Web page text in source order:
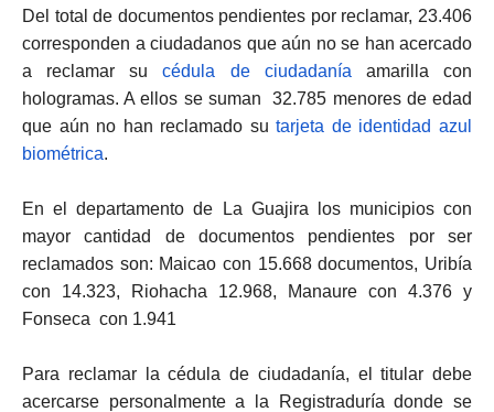
Del total de documentos pendientes por reclamar, 23.406
corresponden a ciudadanos que aún no se han acercado
a reclamar sucédula de ciudadanía amarilla con
hologramas. A ellos se suman 32.785 menores de edad
que aún no han reclamado sutarjeta de identidad azul
biométrica.
En el departamento de La Guajira los municipios con
mayor cantidad de documentos pendientes por ser
reclamados son: Maicao con 15.668 documentos, Uribía
con 14.323, Riohacha 12.968, Manaure con 4.376 y
Fonseca con 1.941
Para reclamar la cédula de ciudadanía, el titular debe
acercarse personalmente a la Registraduría donde se